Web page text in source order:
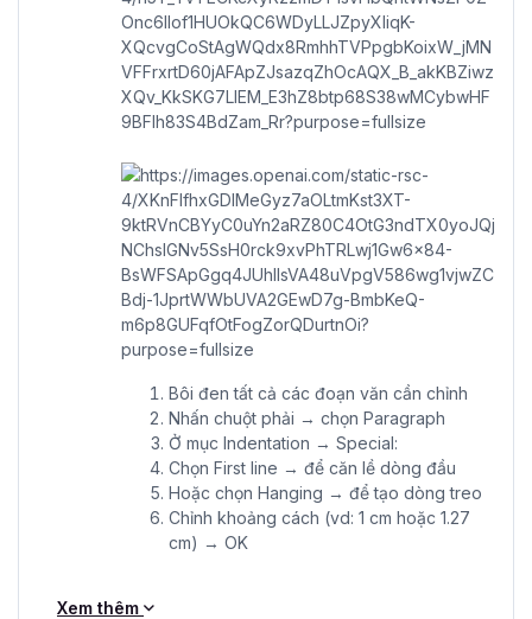
Bôi đen tất cả các đoạn văn cần chỉnh
Nhấn chuột phải → chọn Paragraph
Ở mục Indentation → Special:
Chọn First line → để căn lề dòng đầu
Hoặc chọn Hanging → để tạo dòng treo
Chỉnh khoảng cách (vd: 1 cm hoặc 1.27
cm) → OK
Xem thêm